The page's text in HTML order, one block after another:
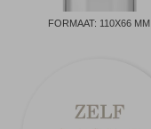
FORMAAT: 110X66 MM